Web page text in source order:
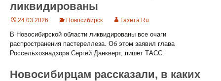
ликвидированы
24.03.2026 Новосибирск Газета.Ru
В Новосибирской области ликвидированы все очаги
распространения пастереллеза. Об этом заявил глава
Россельхознадзора Сергей Данкверт, пишет ТАСС.
Новосибирцам рассказали, в каких